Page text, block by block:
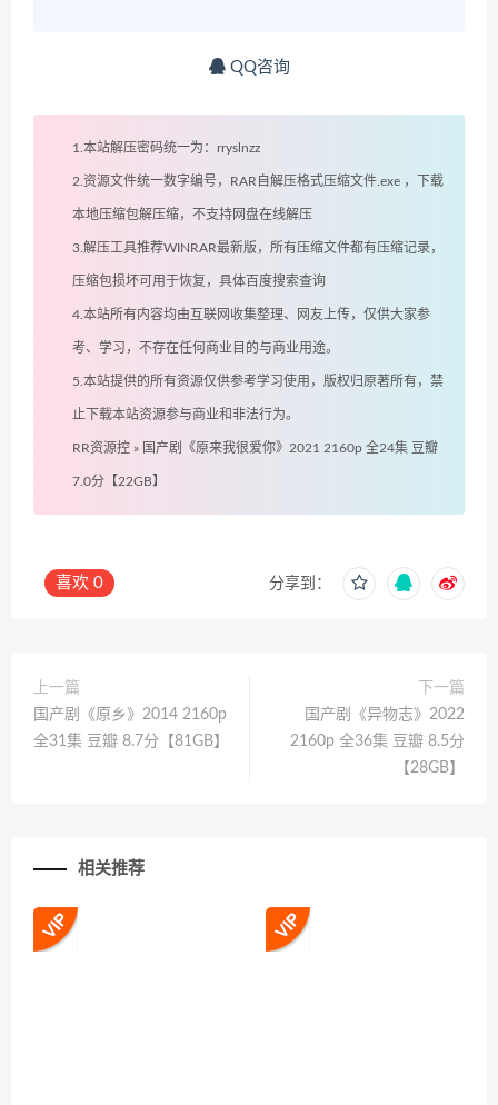
QQ咨询
1.本站解压密码统一为：rryslnzz
2.资源文件统一数字编号，RAR自解压格式压缩文件.exe ，下载
本地压缩包解压缩，不支持网盘在线解压
3.解压工具推荐WINRAR最新版，所有压缩文件都有压缩记录，
压缩包损坏可用于恢复，具体百度搜索查询
4.本站所有内容均由互联网收集整理、网友上传，仅供大家参
考、学习，不存在任何商业目的与商业用途。
5.本站提供的所有资源仅供参考学习使用，版权归原著所有，禁
止下载本站资源参与商业和非法行为。
RR资源控 » 国产剧《原来我很爱你》2021 2160p 全24集 豆瓣
7.0分【22GB】
喜欢 0 分享到：
上一篇
国产剧《原乡》2014 2160p
全31集 豆瓣 8.7分【81GB】
下一篇
国产剧《异物志》2022
2160p 全36集 豆瓣 8.5分
【28GB】
相关推荐